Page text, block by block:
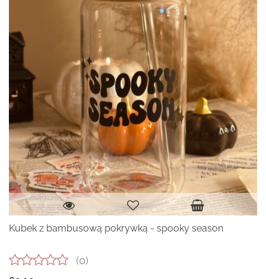
Kubek z bambusową pokrywką - spooky season
(0)